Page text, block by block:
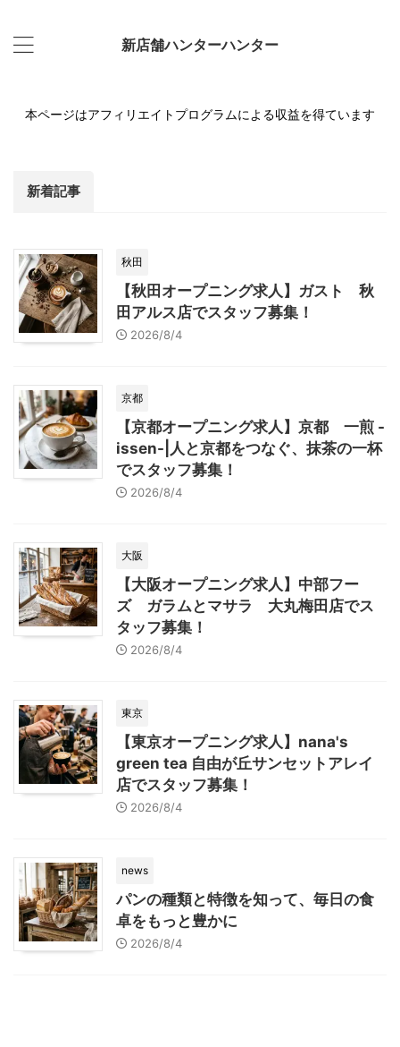
新店舗ハンターハンター
本ページはアフィリエイトプログラムによる収益を得ています
新着記事
秋田
【秋田オープニング求人】ガスト 秋
田アルス店でスタッフ募集！
2026/8/4
京都
【京都オープニング求人】京都 一煎 -
issen-|人と京都をつなぐ、抹茶の一杯
でスタッフ募集！
2026/8/4
大阪
【大阪オープニング求人】中部フー
ズ ガラムとマサラ 大丸梅田店でス
タッフ募集！
2026/8/4
東京
【東京オープニング求人】nana's
green tea 自由が丘サンセットアレイ
店でスタッフ募集！
2026/8/4
news
パンの種類と特徴を知って、毎日の食
卓をもっと豊かに
2026/8/4